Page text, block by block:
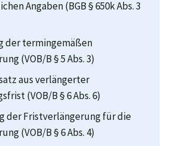
Angaben (BGB § 650k Abs. 3
der termingemäßen
(VOB/B § 5 Abs. 3)
aus verlängerter
(VOB/B § 6 Abs. 6)
der Fristverlängerung für die
(VOB/B § 6 Abs. 4)